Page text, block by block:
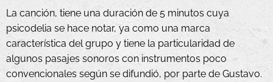
La canción, tiene una duración de 5 minutos cuya
psicodelia se hace notar, ya como una marca
característica del grupo y tiene la particularidad de
algunos pasajes sonoros con instrumentos poco
convencionales según se difundió, por parte de Gustavo.